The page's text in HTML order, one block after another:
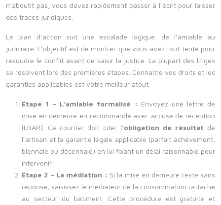
n’aboutit pas, vous devez rapidement passer à l’écrit pour laisser
des traces juridiques.
Le plan d’action suit une escalade logique, de l’amiable au
judiciaire. L’objectif est de montrer que vous avez tout tenté pour
résoudre le conflit avant de saisir la justice. La plupart des litiges
se résolvent lors des premières étapes. Connaître vos droits et les
garanties applicables est votre meilleur atout.
Étape 1 – L’amiable formalisé : Envoyez une lettre de
mise en demeure en recommandé avec accusé de réception
(LRAR). Ce courrier doit citer l’obligation de résultat de
l’artisan et la garantie légale applicable (parfait achèvement,
biennale ou décennale) en lui fixant un délai raisonnable pour
intervenir.
Étape 2 – La médiation : Si la mise en demeure reste sans
réponse, saisissez le médiateur de la consommation rattaché
au secteur du bâtiment. Cette procédure est gratuite et